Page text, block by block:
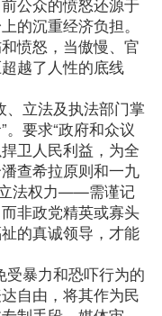
公众的愤怒还源于
的沉重经济负担。
愤怒，当傲慢、官
越了人性的底线
、立法及执法部门掌
要求“政府和众议
卫人民利益，为全
查希拉原则和一九
立法权力——需谨记
非政党精英或寡头
的真诚领导，才能
受暴力和恐吓行为的
自由，将其作为民